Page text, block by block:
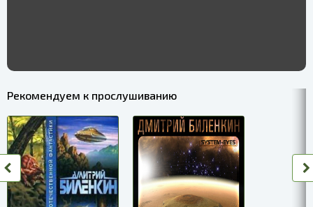
Рекомендуем к прослушиванию